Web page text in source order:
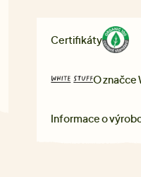
Certifikáty
O značce
Informace o